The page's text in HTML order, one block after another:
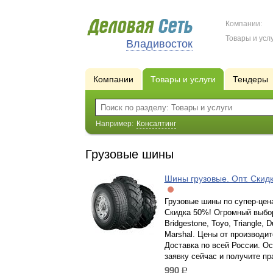
Владивосток
Компании:
Товары и
Компании Товары и услуги Тендеры
Например: Консалтинг
Грузовые шины
Шины грузовые. Опт.
Грузовые шины по супер-
Скидка 50%! Огромный
Bridgestone, Toyo, Triangle,
Marshal. Цены от
Доставка по всей России.
заявку сейчас и получите
990